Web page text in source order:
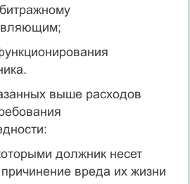
выше расходов
должник несет
причинение вреда их жизни